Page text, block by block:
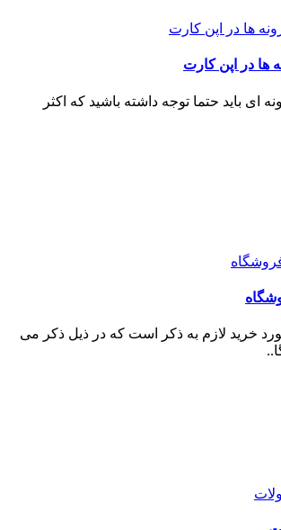
ها در اپن کارت
ای باید حتما توجه داشته باشید که اکثر
خرید لازم به ذکر است که در ذیل ذکر می